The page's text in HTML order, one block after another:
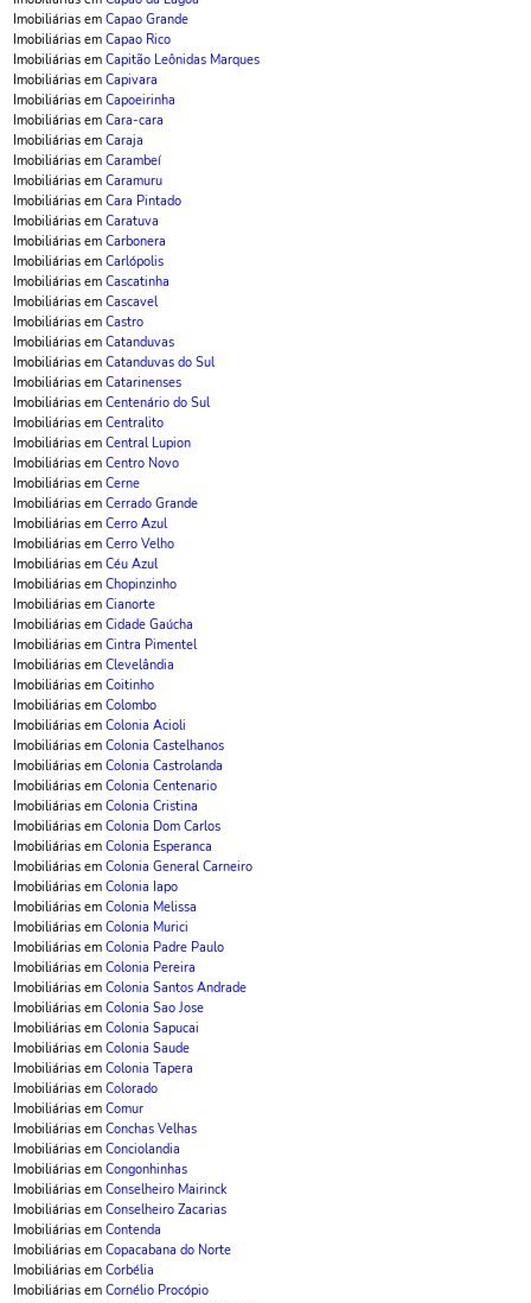
Imobiliárias em Capao Grande
Imobiliárias em Capao Rico
Imobiliárias em Capitão Leônidas Marques
Imobiliárias em Capivara
Imobiliárias em Capoeirinha
Imobiliárias em Cara-cara
Imobiliárias em Caraja
Imobiliárias em Carambeí
Imobiliárias em Caramuru
Imobiliárias em Cara Pintado
Imobiliárias em Caratuva
Imobiliárias em Carbonera
Imobiliárias em Carlópolis
Imobiliárias em Cascatinha
Imobiliárias em Cascavel
Imobiliárias em Castro
Imobiliárias em Catanduvas
Imobiliárias em Catanduvas do Sul
Imobiliárias em Catarinenses
Imobiliárias em Centenário do Sul
Imobiliárias em Centralito
Imobiliárias em Central Lupion
Imobiliárias em Centro Novo
Imobiliárias em Cerne
Imobiliárias em Cerrado Grande
Imobiliárias em Cerro Azul
Imobiliárias em Cerro Velho
Imobiliárias em Céu Azul
Imobiliárias em Chopinzinho
Imobiliárias em Cianorte
Imobiliárias em Cidade Gaúcha
Imobiliárias em Cintra Pimentel
Imobiliárias em Clevelândia
Imobiliárias em Coitinho
Imobiliárias em Colombo
Imobiliárias em Colonia Acioli
Imobiliárias em Colonia Castelhanos
Imobiliárias em Colonia Castrolanda
Imobiliárias em Colonia Centenario
Imobiliárias em Colonia Cristina
Imobiliárias em Colonia Dom Carlos
Imobiliárias em Colonia Esperanca
Imobiliárias em Colonia General Carneiro
Imobiliárias em Colonia Iapo
Imobiliárias em Colonia Melissa
Imobiliárias em Colonia Murici
Imobiliárias em Colonia Padre Paulo
Imobiliárias em Colonia Pereira
Imobiliárias em Colonia Santos Andrade
Imobiliárias em Colonia Sao Jose
Imobiliárias em Colonia Sapucai
Imobiliárias em Colonia Saude
Imobiliárias em Colonia Tapera
Imobiliárias em Colorado
Imobiliárias em Comur
Imobiliárias em Conchas Velhas
Imobiliárias em Conciolandia
Imobiliárias em Congonhinhas
Imobiliárias em Conselheiro Mairinck
Imobiliárias em Conselheiro Zacarias
Imobiliárias em Contenda
Imobiliárias em Copacabana do Norte
Imobiliárias em Corbélia
Imobiliárias em Cornélio Procópio